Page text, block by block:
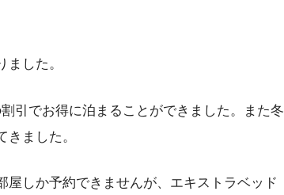
した。
引でお得に泊まることができました。また冬
ました。
しか予約できませんが、エキストラベッド